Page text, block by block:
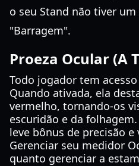
o seu Stand não tiver
"Barragem".
Proeza Ocular (A
Todo jogador tem acesso
Quando ativada, ela
vermelho, tornando-os
escuridão e da
leve bônus de precisão
Gerenciar seu medidor
quanto gerenciar a